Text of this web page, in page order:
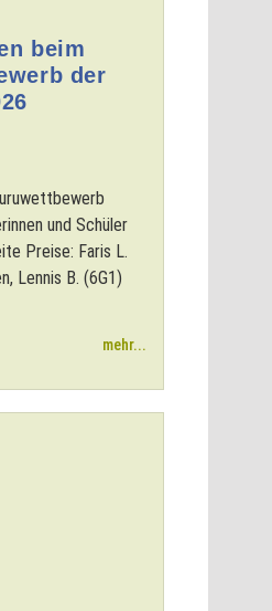
beim
der
und Schüler
Preise: Faris L.
Lennis B. (6G1)
mehr...